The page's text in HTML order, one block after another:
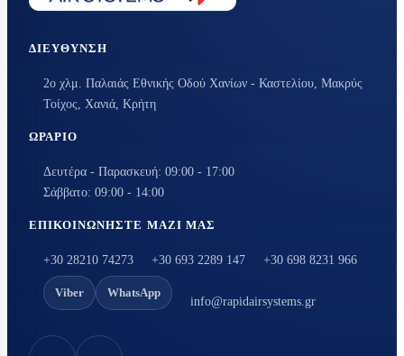
ΔΙΕΎΘΥΝΣΗ
2ο χλμ. Παλαιάς Εθνικής Οδού Χανίων - Καστελίου, Μακρύς
Τοίχος, Χανιά, Κρήτη
ΩΡΆΡΙΟ
Δευτέρα - Παρασκευή: 09:00 - 17:00
Σάββατο: 09:00 - 14:00
ΕΠΙΚΟΙΝΩΝΉΣΤΕ ΜΑΖΊ ΜΑΣ
+30 28210 74273 +30 693 2289 147 +30 698 8231 966
Viber WhatsApp
info@rapidairsystems.gr